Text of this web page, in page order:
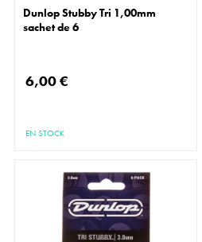
Dunlop Stubby Tri 1,00mm
sachet de 6
6,00 €
EN STOCK